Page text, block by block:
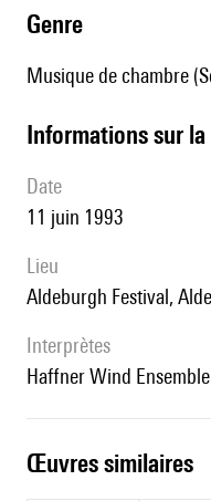
genre
Musique de chambre
informations sur
date
11 juin 1993
lieu
Aldeburgh Festival,
interprètes
Haffner Wind Ensemble.
œuvres similaires